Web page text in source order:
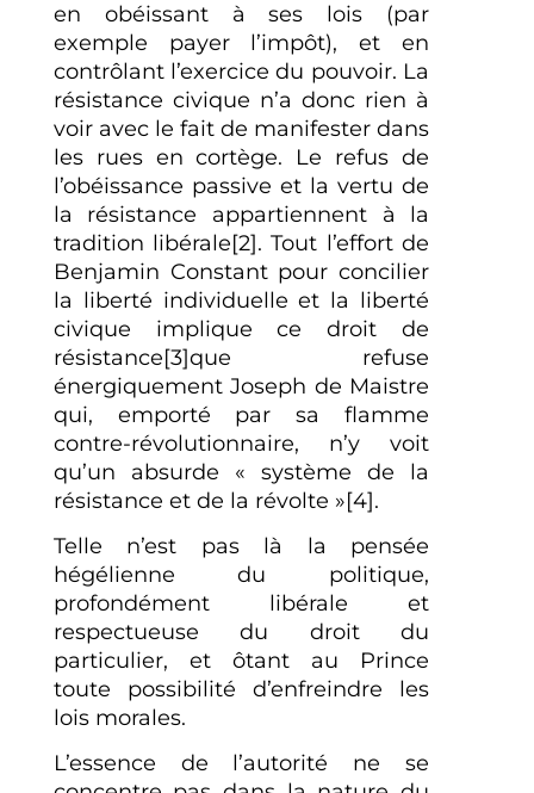
en obéissant à ses lois (par
exemple payer l’impôt), et en
contrôlant l’exercice du pouvoir. La
résistance civique n’a donc rien à
voir avec le fait de manifester dans
les rues en cortège. Le refus de
l’obéissance passive et la vertu de
la résistance appartiennent à la
tradition libérale[2]. Tout l’effort de
Benjamin Constant pour concilier
la liberté individuelle et la liberté
civique implique ce droit de
résistance[3]que refuse
énergiquement Joseph de Maistre
qui, emporté par sa flamme
contre-révolutionnaire, n’y voit
qu’un absurde « système de la
résistance et de la révolte »[4].
Telle n’est pas là la pensée
hégélienne du politique,
profondément libérale et
respectueuse du droit du
particulier, et ôtant au Prince
toute possibilité d’enfreindre les
lois morales.
L’essence de l’autorité ne se